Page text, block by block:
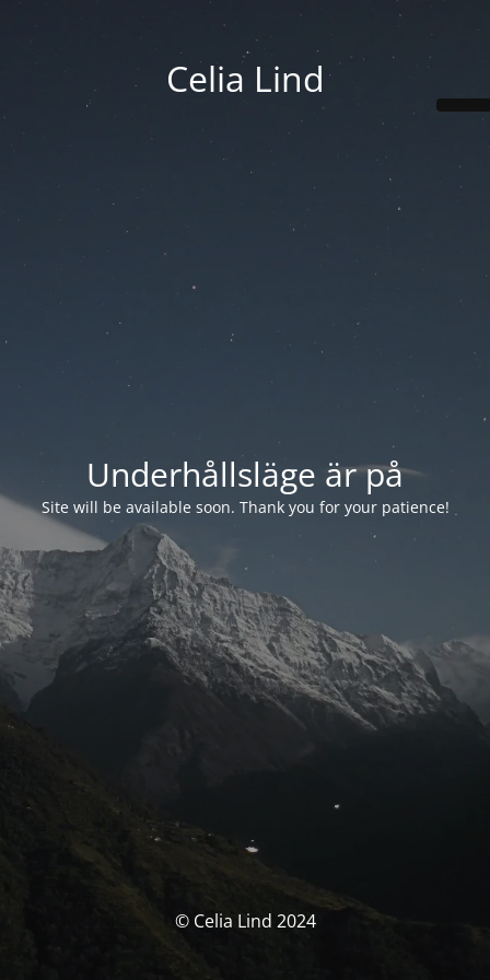
Celia Lind
Underhållsläge är på
Site will be available soon. Thank you for your patience!
© Celia Lind 2024